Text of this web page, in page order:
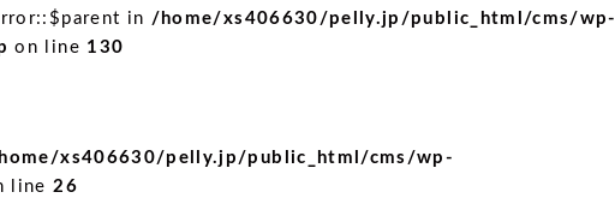
in /home/xs406630/pelly.jp/public_html/cms/wp-
on line 130
xs406630/pelly.jp/public_html/cms/wp-
line26